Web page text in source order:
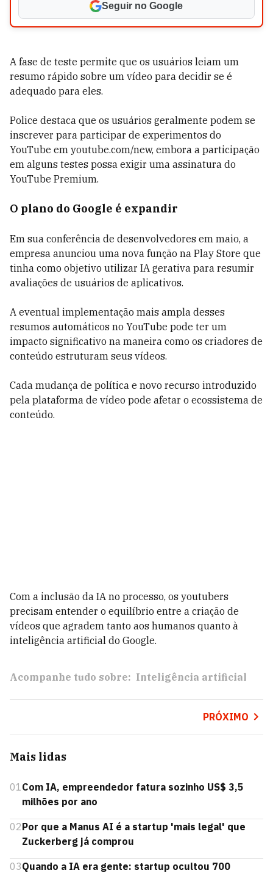
Seguir no Google
A fase de teste permite que os usuários leiam um
resumo rápido sobre um vídeo para decidir se é
adequado para eles.
Police destaca que os usuários geralmente podem se
inscrever para participar de experimentos do
YouTube em youtube.com/new, embora a participação
em alguns testes possa exigir uma assinatura do
YouTube Premium.
O plano do Google é expandir
Em sua conferência de desenvolvedores em maio, a
empresa anunciou uma nova função na Play Store que
tinha como objetivo utilizar IA gerativa para resumir
avaliações de usuários de aplicativos.
A eventual implementação mais ampla desses
resumos automáticos no YouTube pode ter um
impacto significativo na maneira como os criadores de
conteúdo estruturam seus vídeos.
Cada mudança de política e novo recurso introduzido
pela plataforma de vídeo pode afetar o ecossistema de
conteúdo.
Com a inclusão da IA no processo, os youtubers
precisam entender o equilíbrio entre a criação de
vídeos que agradem tanto aos humanos quanto à
inteligência artificial do Google.
Acompanhe tudo sobre: Inteligência artificial
PRÓXIMO
Mais lidas
01Com IA, empreendedor fatura sozinho US$ 3,5
milhões por ano
02Por que a Manus AI é a startup 'mais legal' que
Zuckerberg já comprou
03Quando a IA era gente: startup ocultou 700